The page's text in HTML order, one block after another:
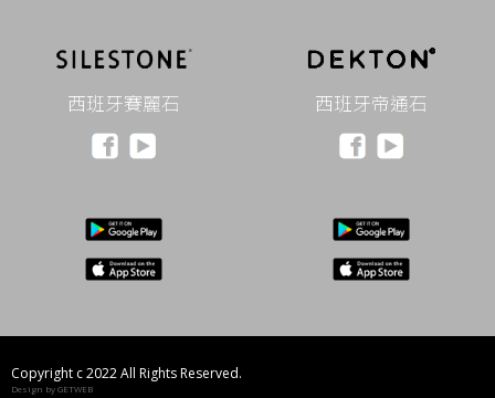
西班牙賽麗石 西班牙帝通石
Copyright c 2022 All Rights Reserved.
Design by GETWEB